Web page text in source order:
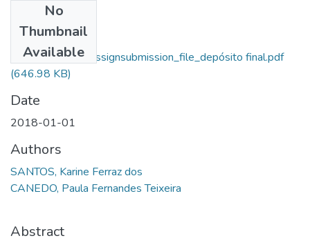
No
Thumbnail
Available
Karine Ferraz Dos
Santos_10249_assignsubmission_file_depósito final.pdf
(646.98 KB)
Date
2018-01-01
Authors
SANTOS, Karine Ferraz dos
CANEDO, Paula Fernandes Teixeira
Abstract